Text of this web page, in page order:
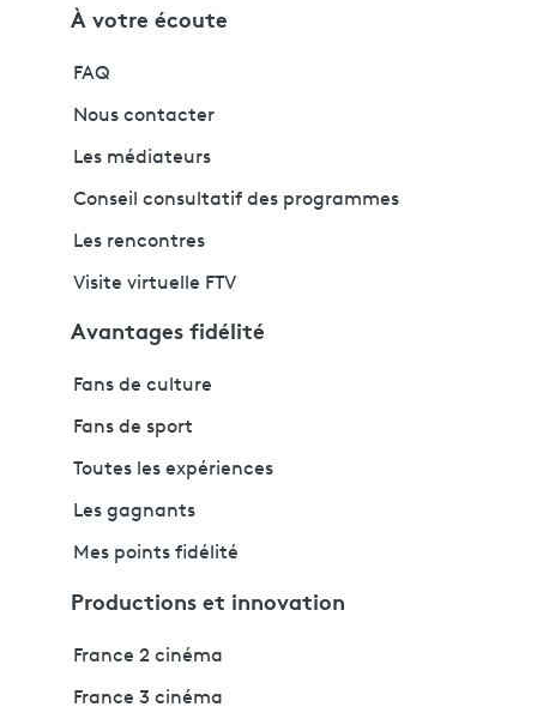
À votre écoute
FAQ
Nous contacter
Les médiateurs
Conseil consultatif des programmes
Les rencontres
Visite virtuelle FTV
Avantages fidélité
Fans de culture
Fans de sport
Toutes les expériences
Les gagnants
Mes points fidélité
Productions et innovation
France 2 cinéma
France 3 cinéma